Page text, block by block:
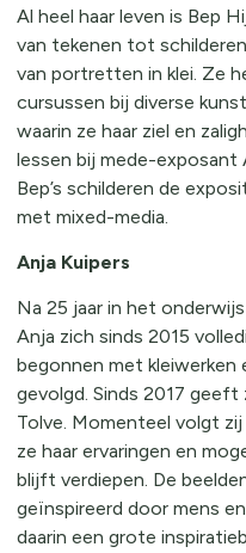
Al heel haar leven is Bep
van tekenen tot
van portretten in klei. Ze
cursussen bij diverse
waarin ze haar ziel en
lessen bij mede-exposant
Bep’s schilderen de
met mixed-media.
Anja Kuipers
Na 25 jaar in het
Anja zich sinds 2015
begonnen met
gevolgd. Sinds 2017 geeft
Tolve. Momenteel volgt
ze haar ervaringen en
blijft verdiepen. De
geïnspireerd door mens
daarin een grote